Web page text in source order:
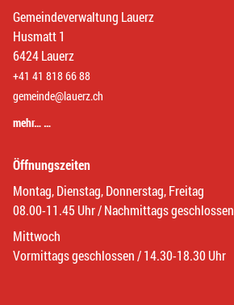
Gemeindeverwaltung Lauerz
Husmatt 1
6424 Lauerz
+41 41 818 66 88
gemeinde@lauerz.ch
mehr… …
Öffnungszeiten
Montag, Dienstag, Donnerstag, Freitag
08.00-11.45 Uhr / Nachmittags geschlossen
Mittwoch
Vormittags geschlossen / 14.30-18.30 Uhr